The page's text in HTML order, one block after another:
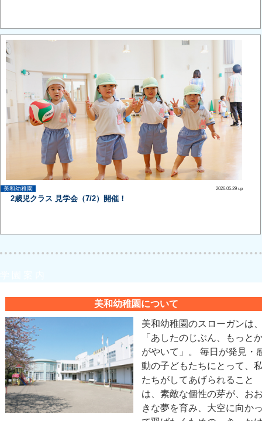
美和幼稚園 2026.05.29 up
2歳児クラス 見学会（7/2）開催！
美和幼稚園について
美和幼稚園のスローガンは
「あしたのじぶん、もっと
がやいて」。 毎日が発見・
動の子どもたちにとって、
たちがしてあげられること
は、素敵な個性の芽が、お
きな夢を育み、大空に向か